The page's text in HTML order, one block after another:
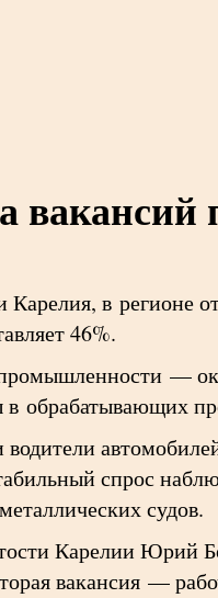
в регионе
46%.
—
обрабатывающих
спрос
судов.
Карелии Юрий
вакансия —